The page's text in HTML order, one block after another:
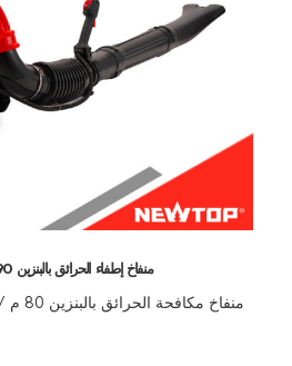
منفاخ إطفاء الحرائق بالبنزين NTLB8890
منفاخ مكافحة الحرائق بالبنزين 80 م / ث لإزالة الغبار والحطام